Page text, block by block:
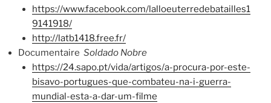
https://www.facebook.com/lalloeuterredebatailles1
9141918/
http://latb1418.free.fr/
Documentaire Soldado Nobre
https://24.sapo.pt/vida/artigos/a-procura-por-este-
bisavo-portugues-que-combateu-na-i-guerra-
mundial-esta-a-dar-um-filme